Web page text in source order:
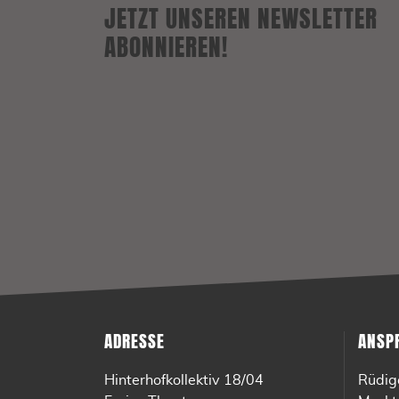
JETZT UNSEREN NEWSLETTER
ABONNIEREN!
ADRESSE
Hinterhofkollektiv 18/04